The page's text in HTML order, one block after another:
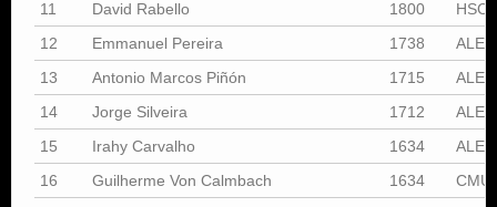
11 David Rabello 1800
12
Emmanuel Pereira 1738
ALEX
13
Antonio Marcos Piñón 1715
ALEX
14
Jorge Silveira 1712
ALEX
15
Irahy Carvalho 1634
ALEX
16
Guilherme Von Calmbach 1634